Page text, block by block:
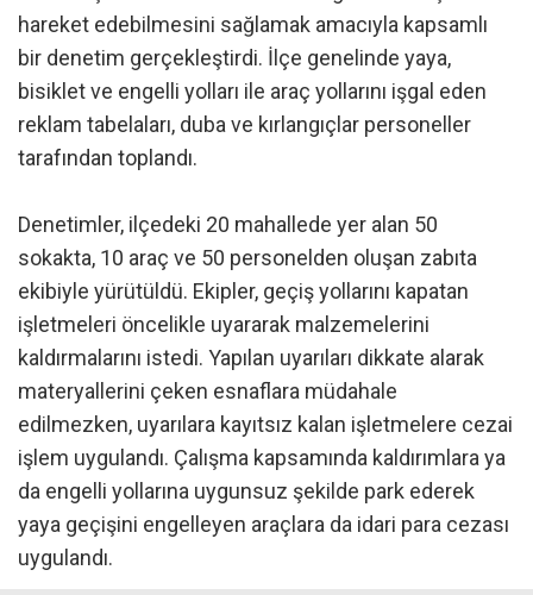
hareket edebilmesini sağlamak amacıyla kapsamlı
bir denetim gerçekleştirdi. İlçe genelinde yaya,
bisiklet ve engelli yolları ile araç yollarını işgal eden
reklam tabelaları, duba ve kırlangıçlar personeller
tarafından toplandı.
Denetimler, ilçedeki 20 mahallede yer alan 50
sokakta, 10 araç ve 50 personelden oluşan zabıta
ekibiyle yürütüldü. Ekipler, geçiş yollarını kapatan
işletmeleri öncelikle uyararak malzemelerini
kaldırmalarını istedi. Yapılan uyarıları dikkate alarak
materyallerini çeken esnaflara müdahale
edilmezken, uyarılara kayıtsız kalan işletmelere cezai
işlem uygulandı. Çalışma kapsamında kaldırımlara ya
da engelli yollarına uygunsuz şekilde park ederek
yaya geçişini engelleyen araçlara da idari para cezası
uygulandı.